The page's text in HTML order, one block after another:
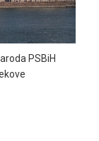
PSBiH